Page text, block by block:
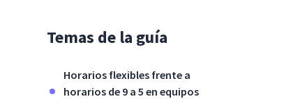
Temas de la guía
Horarios flexibles frente a
horarios de 9 a 5 en equipos